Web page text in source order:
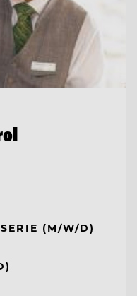
(M/W/D)